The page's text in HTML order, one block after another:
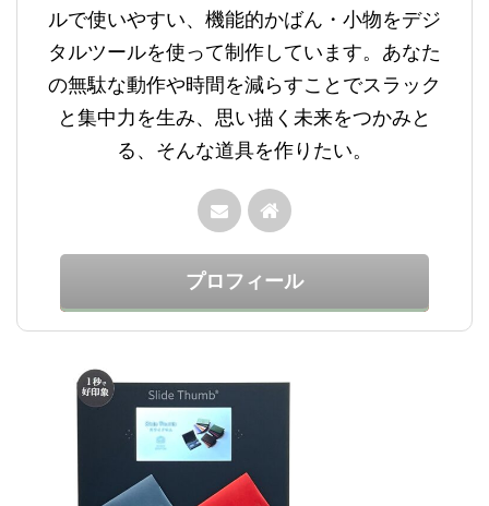
ルで使いやすい、機能的かばん・小物をデジ
タルツールを使って制作しています。あなた
の無駄な動作や時間を減らすことでスラック
と集中力を生み、思い描く未来をつかみと
る、そんな道具を作りたい。
プロフィール